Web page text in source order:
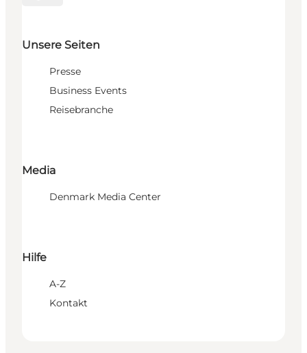
Unsere Seiten
Presse
Business Events
Reisebranche
Media
Denmark Media Center
Hilfe
A-Z
Kontakt